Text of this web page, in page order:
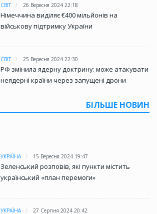
СВІТ 26 Вересня 2024 22:18
Німеччина виділяє €400 мільйонів на
військову підтримку України
СВІТ 25 Вересня 2024 22:30
РФ змінила ядерну доктрину: може атакувати
неядерні країни через запущені дрони
БІЛЬШЕ НОВИН
УКРАЇНА 15 Вересня 2024 19:47
Зеленський розповів, які пункти містить
український «план перемоги»
УКРАЇНА
27 Серпня 2024 20:42